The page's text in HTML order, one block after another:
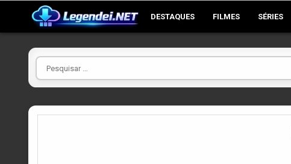
DESTAQUES FILMES SÉRIES
Pesquisar
por